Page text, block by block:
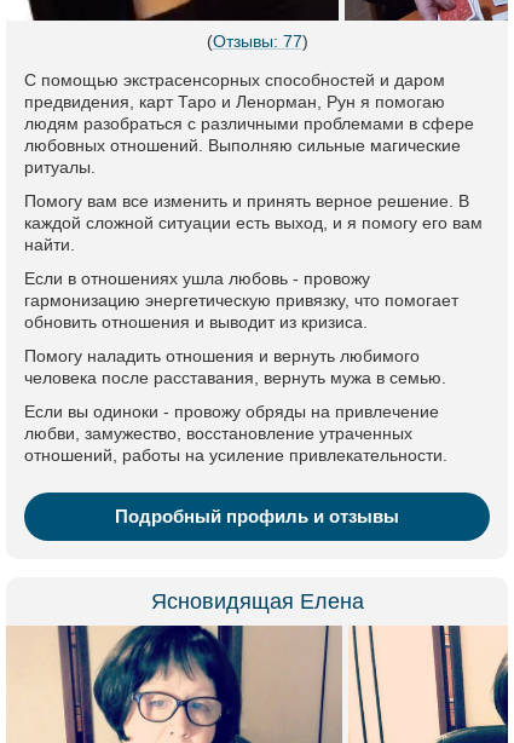
(Отзывы: 77)
С помощью экстрасенсорных способностей и даром
предвидения, карт Таро и Ленорман, Рун я помогаю
людям разобраться с различными проблемами в сфере
любовных отношений. Выполняю сильные магические
ритуалы.
Помогу вам все изменить и принять верное решение. В
каждой сложной ситуации есть выход, и я помогу его вам
найти.
Если в отношениях ушла любовь - провожу
гармонизацию энергетическую привязку, что помогает
обновить отношения и выводит из кризиса.
Помогу наладить отношения и вернуть любимого
человека после расставания, вернуть мужа в семью.
Если вы одиноки - провожу обряды на привлечение
любви, замужество, восстановление утраченных
отношений, работы на усиление привлекательности.
Подробный профиль и отзывы
Ясновидящая Елена